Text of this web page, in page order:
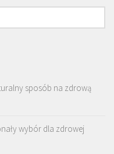
sposób na zdrową
wybór dla zdrowej